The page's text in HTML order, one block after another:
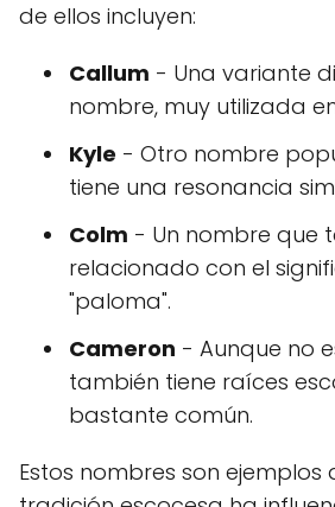
de ellos incluyen:
Callum - Una variante
nombre, muy utilizada
Kyle - Otro nombre
tiene una resonancia
Colm - Un nombre que
relacionado con el
"paloma".
Cameron - Aunque no
también tiene raíces
bastante común.
Estos nombres son ejemplos